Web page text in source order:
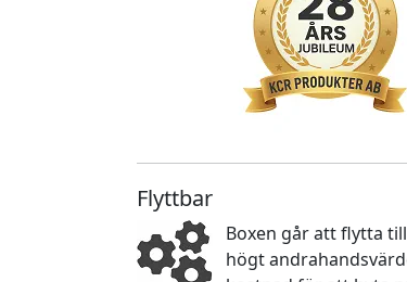
Flyttbar
Boxen går att flytta
högt